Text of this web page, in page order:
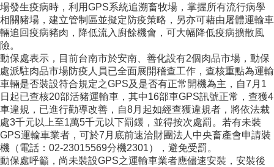
場發生疫病時，利用GPS系統追溯畜牧場，掌握所有流行病學
相關豬場，建立管制區並擬定防疫策略，另亦可藉由屠體運輸車
輛追回疫病豬肉，降低流入廚餘機會，可大幅降低疫病擴散風
險。
動保處表示，目前台南市於安南、善化設有2個肉品市場，動保
處派駐肉品市場防疫人員已全面展開稽查工作，查核重點為運輸
車輛是否裝設符合規定之GPS及是否有正常開機為主，自7月1
日起已查核20部活豬運輸車，其中16部車GPS訊號正常，查獲4
車違規，已進行勸導改善，自8月起如經查獲違規者，將依法裁
處3千元以上至1萬5千元以下罰鍰，並得按次處罰。若有未裝
GPS運輸車業者，可於7月底前速洽財團法人中央畜產會申請裝
機（電話：02-23015569分機2301），避免受罰。
動保處呼籲，尚未裝設GPS之運輸車業者應儘速安裝，安裝後